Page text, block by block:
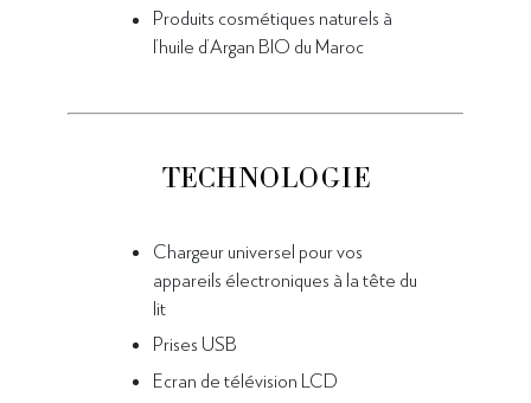
Produits cosmétiques naturels à
l’huile d’Argan BIO du Maroc
TECHNOLOGIE
Chargeur universel pour vos
appareils électroniques à la tête du
lit
Prises USB
Ecran de télévision LCD